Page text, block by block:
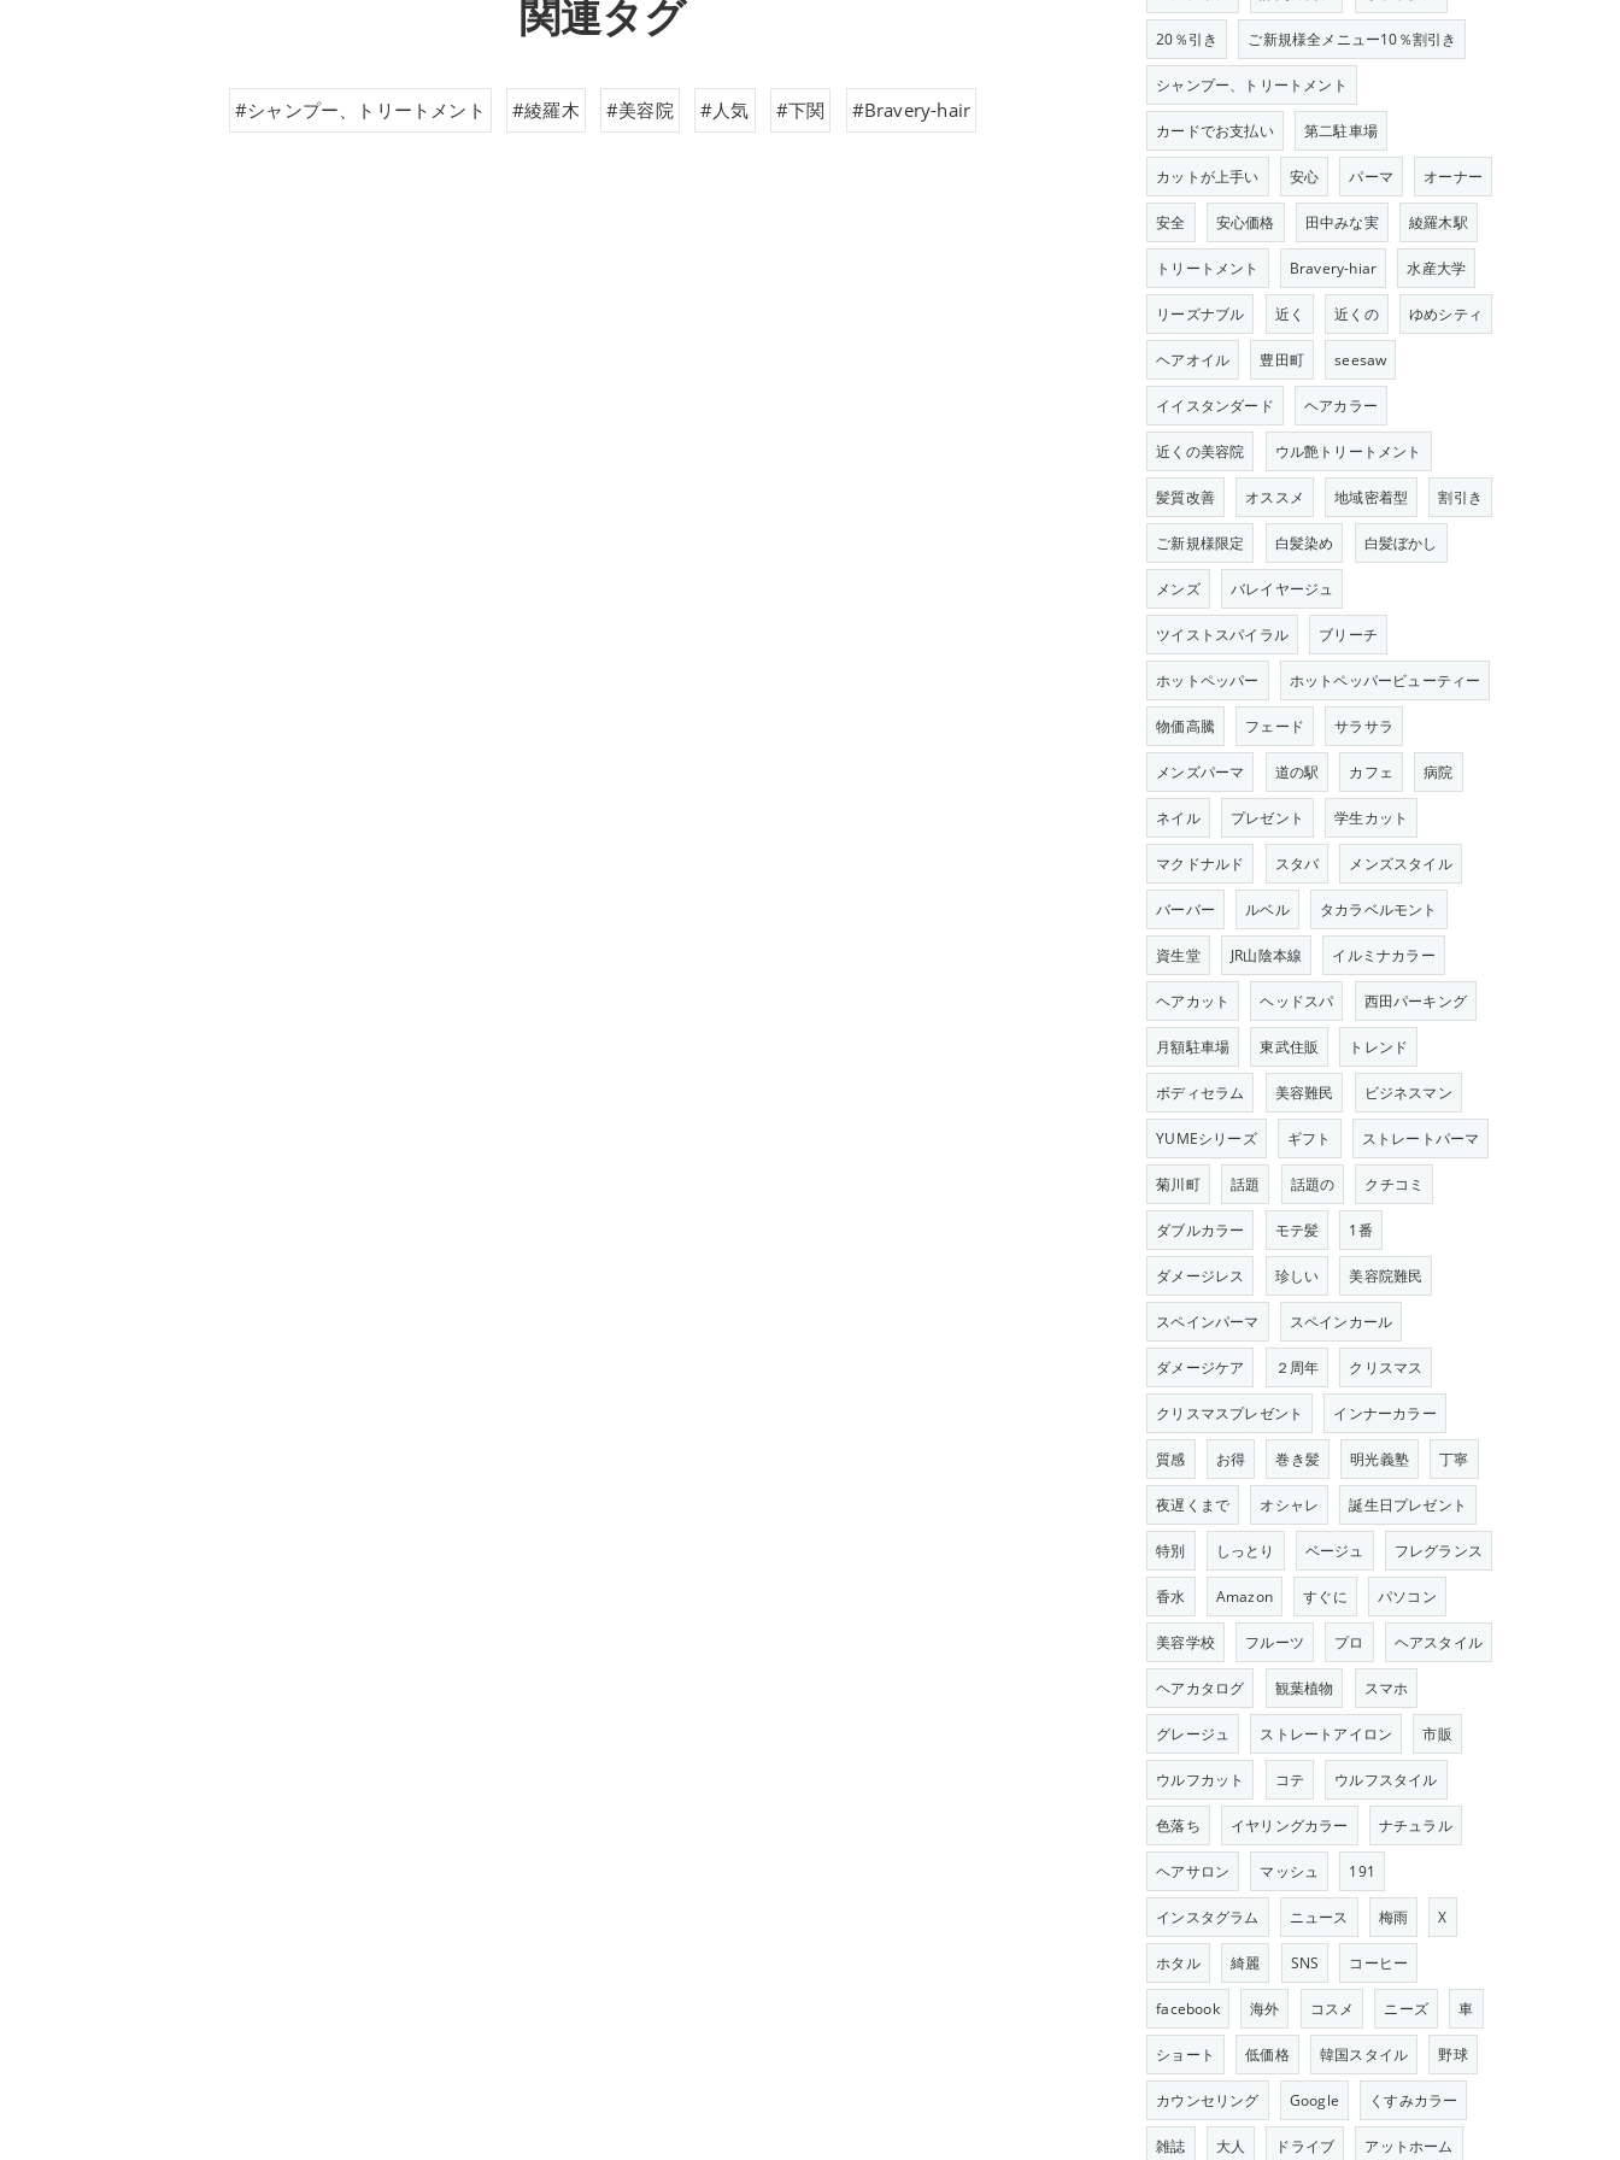
関連タグ
#シャンプー、トリートメント #綾羅木 #美容院 #人気 #下関 #Bravery-hair
20％引き ご新規様全メニュー10％割引き
シャンプー、トリートメント
カードでお支払い 第二駐車場
カットが上手い 安心 パーマ オーナー
安全 安心価格 田中みな実 綾羅木駅
トリートメント Bravery-hiar 水産大学
リーズナブル 近く 近くの ゆめシティ
ヘアオイル 豊田町 seesaw
イイスタンダード ヘアカラー
近くの美容院 ウル艶トリートメント
髪質改善 オススメ 地域密着型 割引き
ご新規様限定 白髪染め 白髪ぼかし
メンズ バレイヤージュ
ツイストスパイラル ブリーチ
ホットペッパー ホットペッパービューティー
物価高騰 フェード サラサラ
メンズパーマ 道の駅 カフェ 病院
ネイル プレゼント 学生カット
マクドナルド スタバ メンズスタイル
バーバー ルベル タカラベルモント
資生堂 JR山陰本線 イルミナカラー
ヘアカット ヘッドスパ 西田パーキング
月額駐車場 東武住販 トレンド
ボディセラム 美容難民 ビジネスマン
YUMEシリーズ ギフト ストレートパーマ
菊川町 話題 話題の クチコミ
ダブルカラー モテ髪 1番
ダメージレス 珍しい 美容院難民
スペインパーマ スペインカール
ダメージケア ２周年 クリスマス
クリスマスプレゼント インナーカラー
質感 お得 巻き髪 明光義塾 丁寧
夜遅くまで オシャレ 誕生日プレゼント
特別 しっとり ベージュ フレグランス
香水 Amazon すぐに パソコン
美容学校 フルーツ プロ ヘアスタイル
ヘアカタログ 観葉植物 スマホ
グレージュ ストレートアイロン 市販
ウルフカット コテ ウルフスタイル
色落ち イヤリングカラー ナチュラル
ヘアサロン マッシュ 191
インスタグラム ニュース 梅雨 X
ホタル 綺麗 SNS コーヒー
facebook 海外 コスメ ニーズ 車
ショート 低価格 韓国スタイル 野球
カウンセリング Google くすみカラー
雑誌 大人 ドライブ アットホーム